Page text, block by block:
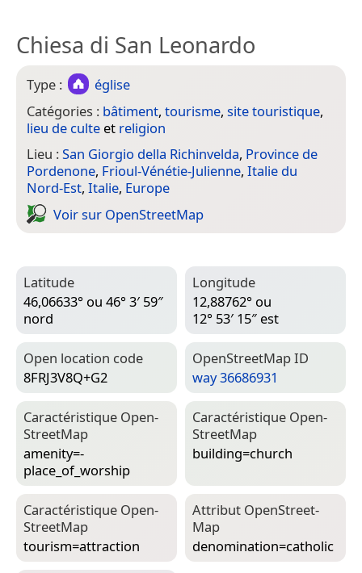
Chiesa di San Leonardo
Type :
église
Catégories : bâtiment, tourisme, site touristique,
lieu de culte et religion
Lieu :San Giorgio della Richinvelda, Province de
Pordenone, Frioul-Vénétie-Julienne, Italie du
Nord-Est, Italie, Europe
Voir sur Open­Street­Map
Latitude
46,06633° ou 46° 3′ 59″
nord
Longitude
12,88762° ou
12° 53′ 15″ est
Open location code
8FRJ3V8Q+G2
Open­Street­Map ID
way 36686931
Caractéristique Open­
Street­Map
amenity=­
place_of_worship
Caractéristique Open­
Street­Map
building=­church
Caractéristique Open­
Street­Map
tourism=­attraction
Attribut Open­Street­
Map
denomination=­catholic